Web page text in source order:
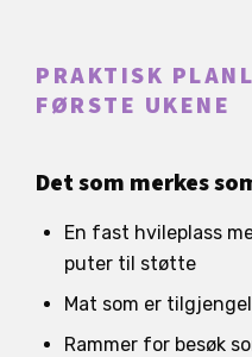
PRAKTISK
FØRSTE UKENE
Det som merkes
En fast hvileplass
puter til støtte
Mat som er
Rammer for besøk